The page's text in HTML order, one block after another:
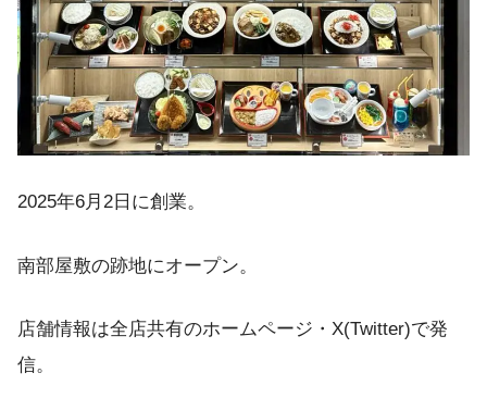
2025年6月2日に創業。
南部屋敷の跡地にオープン。
店舗情報は全店共有のホームページ・X(Twitter)で発
信。